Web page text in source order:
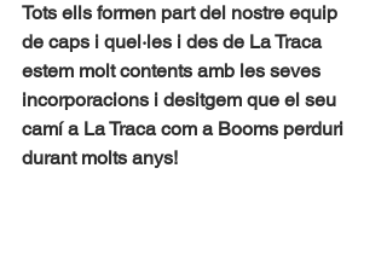
Tots ells formen part del nostre equip
de caps i quel·les i des de La Traca
estem molt contents amb les seves
incorporacions i desitgem que el seu
camí a La Traca com a Booms perduri
durant molts anys!